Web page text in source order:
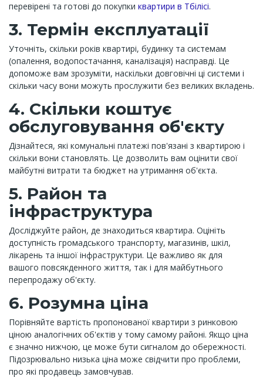
перевірені та готові до покупки квартири в Тбілісі.
3. Термін експлуатації
Уточніть, скільки років квартирі, будинку та системам
(опалення, водопостачання, каналізація) насправді. Це
допоможе вам зрозуміти, наскільки довговічні ці системи і
скільки часу вони можуть прослужити без великих вкладень.
4. Скільки коштує
обслуговування об'єкту
Дізнайтеся, які комунальні платежі пов'язані з квартирою і
скільки вони становлять. Це дозволить вам оцінити свої
майбутні витрати та бюджет на утримання об'єкта.
5. Район та
інфраструктура
Досліджуйте район, де знаходиться квартира. Оцініть
доступність громадського транспорту, магазинів, шкіл,
лікарень та іншої інфраструктури. Це важливо як для
вашого повсякденного життя, так і для майбутнього
перепродажу об'єкту.
6. Розумна ціна
Порівняйте вартість пропонованої квартири з ринковою
ціною аналогічних об'єктів у тому самому районі. Якщо ціна
є значно нижчою, це може бути сигналом до обережності.
Підозрювально низька ціна може свідчити про проблеми,
про які продавець замовчував.